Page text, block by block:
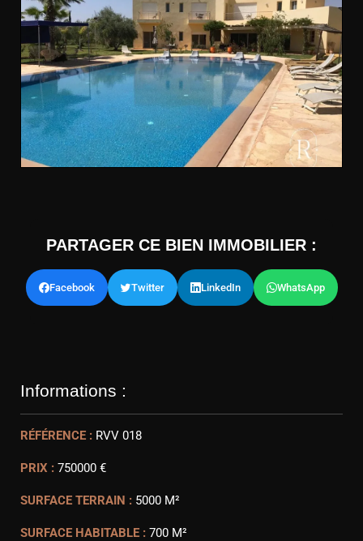
PARTAGER CE BIEN IMMOBILIER :
Facebook Twitter LinkedIn WhatsApp
Informations :
RÉFÉRENCE : RVV 018
PRIX : 750000 €
SURFACE TERRAIN : 5000 M²
SURFACE HABITABLE : 700 M²